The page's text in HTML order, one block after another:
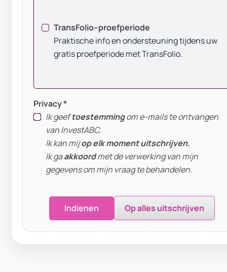
TransFolio–proefperiode
Praktische info en ondersteuning tijdens uw
gratis proefperiode met TransFolio.
Privacy *
Ik geeftoestemmingom e-mails te ontvangen
van InvestABC.
Ik kan mijop elk moment uitschrijven.
Ik gaakkoordmet de verwerking van mijn
gegevens om mijn vraag te behandelen.
Op alles uitschrijven